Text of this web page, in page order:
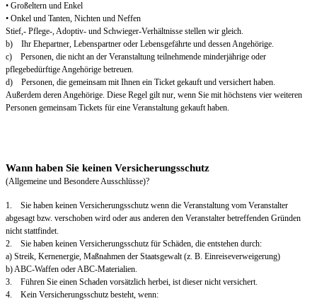
• Großeltern und Enkel
• Onkel und Tanten, Nichten und Neffen
Stief,- Pflege-, Adoptiv- und Schwieger-Verhältnisse stellen wir gleich.
b) Ihr Ehepartner, Lebenspartner oder Lebensgefährte und dessen Angehörige.
c) Personen, die nicht an der Veranstaltung teilnehmende minderjährige oder
pflegebedürftige Angehörige betreuen.
d) Personen, die gemeinsam mit Ihnen ein Ticket gekauft und versichert haben.
Außerdem deren Angehörige. Diese Regel gilt nur, wenn Sie mit höchstens vier weiteren
Personen gemeinsam Tickets für eine Veranstaltung gekauft haben.
Wann haben Sie keinen Versicherungsschutz
(Allgemeine und Besondere Ausschlüsse)?
1. Sie haben keinen Versicherungsschutz wenn die Veranstaltung vom Veranstalter
abgesagt bzw. verschoben wird oder aus anderen den Veranstalter betreffenden Gründen
nicht stattfindet.
2. Sie haben keinen Versicherungsschutz für Schäden, die entstehen durch:
a) Streik, Kernenergie, Maßnahmen der Staatsgewalt (z. B. Einreiseverweigerung)
b) ABC-Waffen oder ABC-Materialien.
3. Führen Sie einen Schaden vorsätzlich herbei, ist dieser nicht versichert.
4. Kein Versicherungsschutz besteht, wenn: